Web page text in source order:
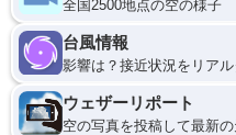
全国2500地点の空の様子
台風情報
影響は？接近状況をリア
ウェザーリポート
空の写真を投稿して最新